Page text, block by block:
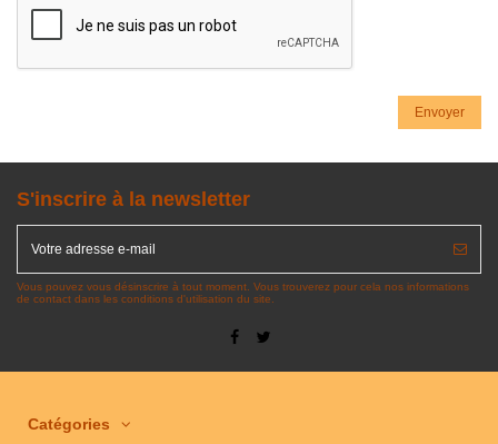
S'inscrire à la newsletter
Vous pouvez vous désinscrire à tout moment. Vous trouverez pour cela nos informations
de contact dans les conditions d'utilisation du site.
Catégories